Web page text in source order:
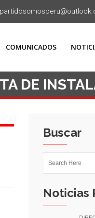
COMUNICADOS
DE
Buscar
Noticias